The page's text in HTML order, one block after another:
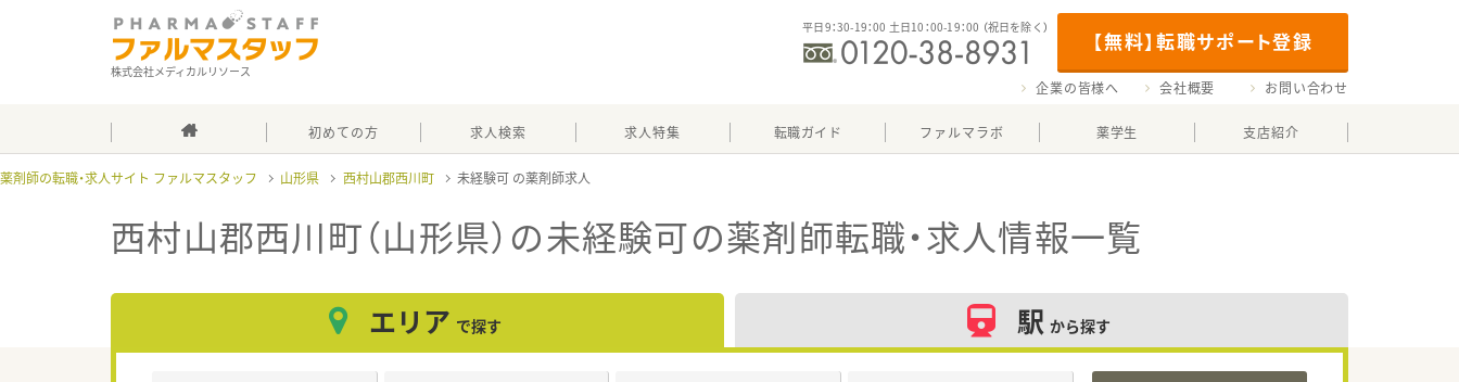
株式会社メディカルリソース
【無料】転職サポート登録
平日9：30-19：00 土日10：00-19：00 （祝日を除く）
企業の皆様へ 会社概要 お問い合わせ
初めての方 求人検索 求人特集 転職ガイド ファルマラボ 薬学生 支店紹介
薬剤師の転職・求人サイト ファルマスタッフ 山形県 西村山郡西川町 未経験可
西村山郡西川町（山形県）の未経験可の薬剤師転職・求人情報一覧
エリア で探す 駅 から探す